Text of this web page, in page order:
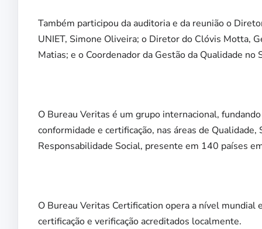
Também participou da auditoria e da reunião o
UNIET, Simone Oliveira; o Diretor do Clóvis Motta,
Matias; e o Coordenador da Gestão da Qualidade no
O Bureau Veritas é um grupo internacional,
conformidade e certificação, nas áreas de
Responsabilidade Social, presente em 140 países
O Bureau Veritas Certification opera a nível
certificação e verificação acreditados localmente.